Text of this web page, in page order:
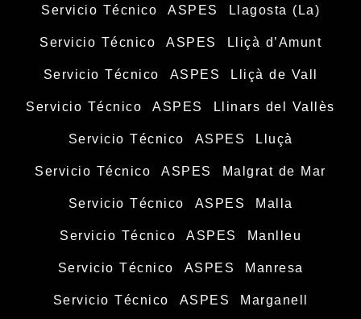
Servicio Técnico ASPES Llagosta (La)
Servicio Técnico ASPES Lliçà d’Amunt
Servicio Técnico ASPES Lliçà de Vall
Servicio Técnico ASPES Llinars del Vallès
Servicio Técnico ASPES Lluçà
Servicio Técnico ASPES Malgrat de Mar
Servicio Técnico ASPES Malla
Servicio Técnico ASPES Manlleu
Servicio Técnico ASPES Manresa
Servicio Técnico ASPES Marganell